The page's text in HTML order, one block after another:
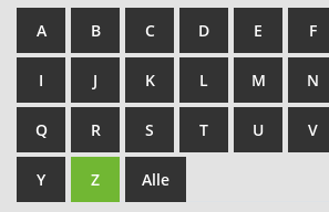
A B C D E F
I J K L M N
Q R S T U V
Y Z Alle